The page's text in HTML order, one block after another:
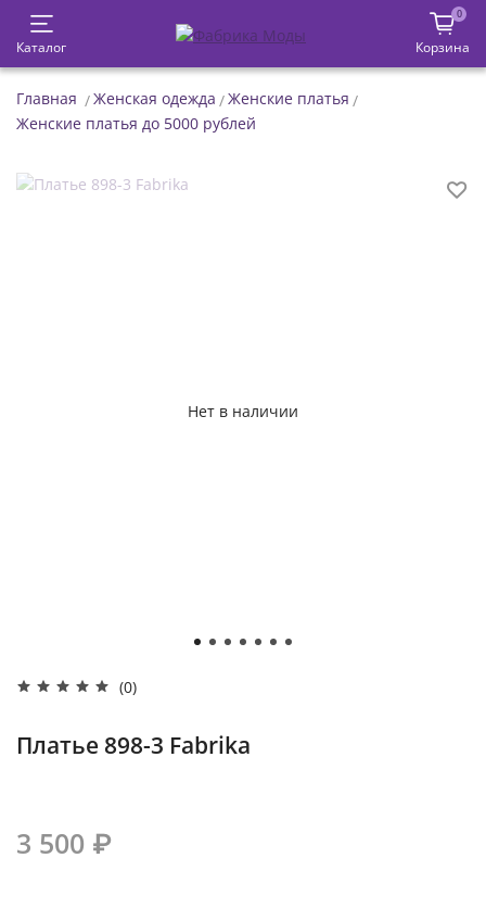
Каталог
0
Корзина
Главная Женская одежда
Женские платья
Женские платья до 5000 рублей
Нет в наличии
(0)
Платье 898-3 Fabrika
3 500 ₽